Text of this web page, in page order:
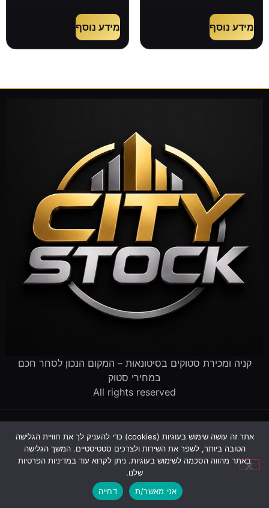
מידע נוסף מידע נוסף
קניה ומכירת סטוקים בסיטונאות – המקום הנכון לסחר חכם
במחירי סטוק
All rights reserved
פינוי עסק שנסגרמדריך סטוקים שאלות ותשובות אודות
צור קשר
עקבו אחרינו:
אתר זה עושה שימוש בעוגיות (cookies) כדי להעניק לך את חוויית הגלישה
הטובה ביותר, לשפר את השירות ולצרכים סטטיסטיים. המשך הגלישה
באתר מהווה הסכמה לשימוש בעוגיות. ניתן לקרוא עוד במדיניות הפרטיות
שלנו.
אני מאשר/ת
דחייה